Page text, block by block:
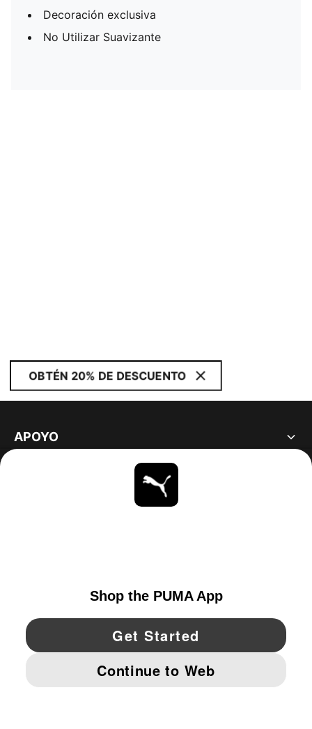
Decoración exclusiva
No Utilizar Suavizante
OBTÉN 20% DE DESCUENTO
APOYO
YouTube Twitter Pinterest
IMPRINT AND LEGAL DATA